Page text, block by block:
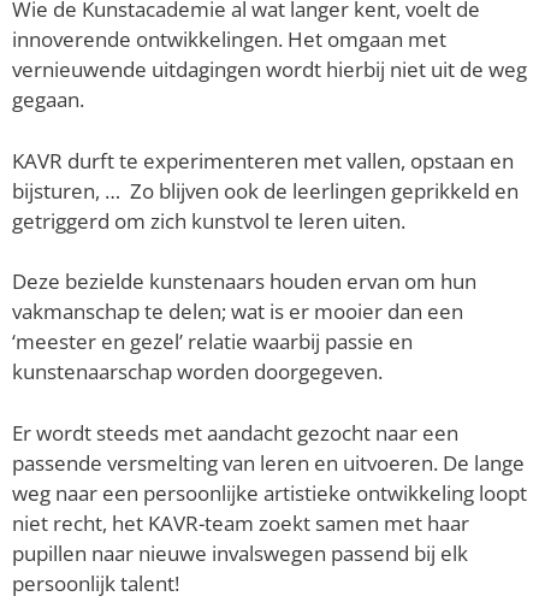
Wie de Kunstacademie al wat langer kent, voelt de
innoverende ontwikkelingen. Het omgaan met
vernieuwende uitdagingen wordt hierbij niet uit de weg
gegaan.
KAVR durft te experimenteren met vallen, opstaan en
bijsturen, … Zo blijven ook de leerlingen geprikkeld en
getriggerd om zich kunstvol te leren uiten.
Deze bezielde kunstenaars houden ervan om hun
vakmanschap te delen; wat is er mooier dan een
‘meester en gezel’ relatie waarbij passie en
kunstenaarschap worden doorgegeven.
Er wordt steeds met aandacht gezocht naar een
passende versmelting van leren en uitvoeren. De lange
weg naar een persoonlijke artistieke ontwikkeling loopt
niet recht, het KAVR-team zoekt samen met haar
pupillen naar nieuwe invalswegen passend bij elk
persoonlijk talent!